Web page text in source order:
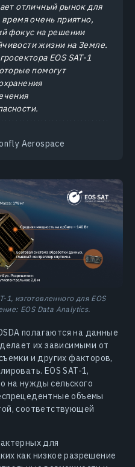
отличный рынок для
очень приятно,
фокус на решении
жизни на Земле.
EOS SAT-1
помогут
Aerospace
1, изготовленного для EOS
EOS Data Analytics.
полагаются на данные
их зависимыми от
и других факторов,
EOS SAT-1,
на нужды сельского
объемы
соответствующей
для
как низкое разрешение